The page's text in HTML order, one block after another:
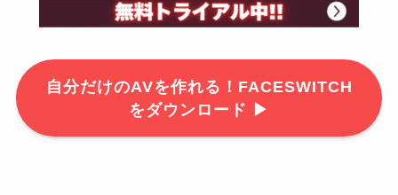
自分だけのAVを作れる！FACESWITCH
をダウンロード ▶